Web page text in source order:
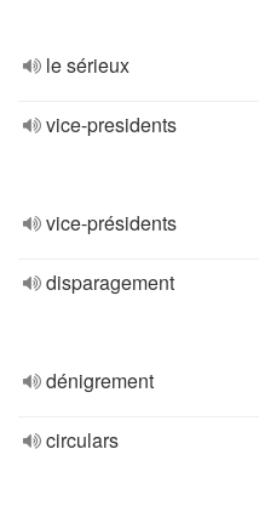
le sérieux
vice-presidents
vice-présidents
disparagement
dénigrement
circulars